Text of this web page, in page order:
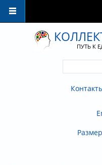
Перейти к основному
ПУТЬ К